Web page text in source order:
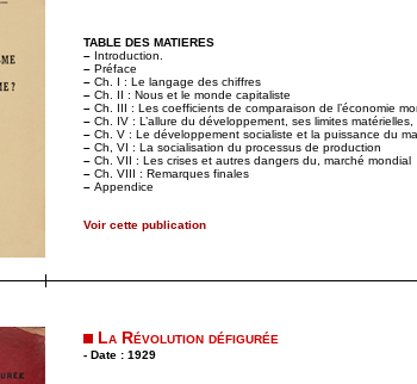
TABLE DES MATIERES
– Introduction.
– Préface
– Ch. I : Le langage des chiffres
– Ch. II : Nous et le monde capitaliste
– Ch. III : Les coefficients de comparaison de l’économie
– Ch. IV : L’allure du développement, ses limites
– Ch. V : Le développement socialiste et la puissance du
– Ch, VI : La socialisation du processus de production
– Ch. VII : Les crises et autres dangers du, marché mondial
– Ch. VIII : Remarques finales
– Appendice
Voir cette publication
La Révolution défigurée
- Date : 1929